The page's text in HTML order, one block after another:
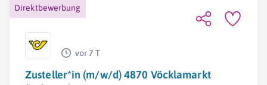
Direktbewerbung
vor 7 T
Zusteller*in (m/w/d) 4870 Vöcklamarkt